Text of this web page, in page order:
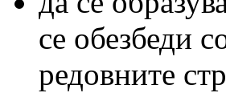
се обезбеди
редовните